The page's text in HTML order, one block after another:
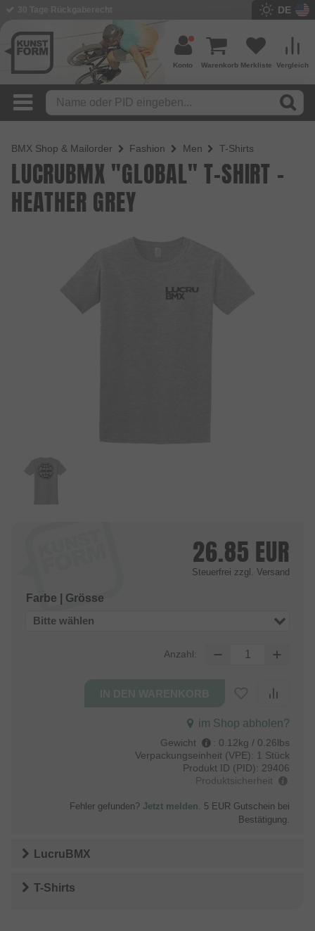
DE
Vergleich
Merkliste
Warenkorb
Konto
BMX Shop & Mailorder Fashion Men T-Shirts
LUCRUBMX "GLOBAL" T-SHIRT -
HEATHER GREY
26.85 EUR
Steuerfrei zzgl. Versand
Farbe | Grösse
Bitte wählen
Anzahl:
im Shop abholen?
Gewicht : 0.12kg / 0.26lbs
Verpackungseinheit (VPE): 1 Stück
Produkt ID (PID): 29406
Produktsicherheit
Fehler gefunden? Jetzt melden . 5 EUR Gutschein bei
Bestätigung.
LucruBMX
T-Shirts